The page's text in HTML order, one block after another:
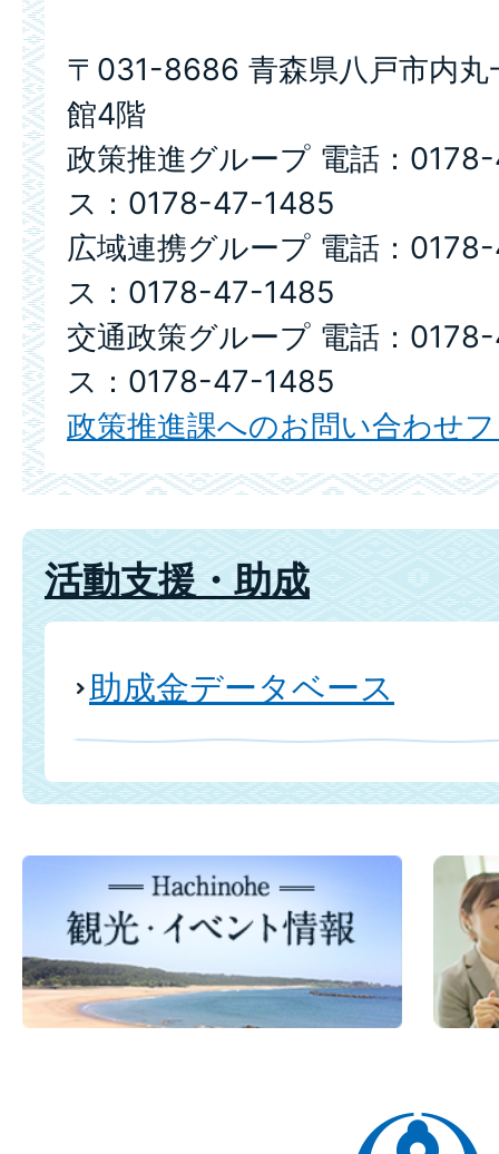
〒031-8686 青森県八戸市内丸
館4階
政策推進グループ 電話：
ス：0178-47-1485
広域連携グループ 電話：
ス：0178-47-1485
交通政策グループ 電話：
ス：0178-47-1485
政策推進課へのお問い合わせ
活動支援・助成
助成金データベース
八